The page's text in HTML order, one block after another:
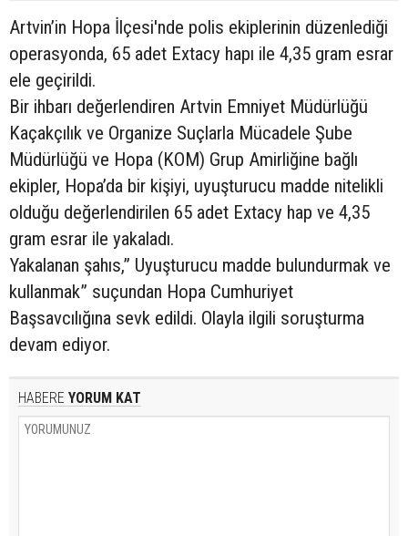
Artvin’in Hopa İlçesi'nde polis ekiplerinin düzenlediği
operasyonda, 65 adet Extacy hapı ile 4,35 gram esrar
ele geçirildi.
Bir ihbarı değerlendiren Artvin Emniyet Müdürlüğü
Kaçakçılık ve Organize Suçlarla Mücadele Şube
Müdürlüğü ve Hopa (KOM) Grup Amirliğine bağlı
ekipler, Hopa’da bir kişiyi, uyuşturucu madde nitelikli
olduğu değerlendirilen 65 adet Extacy hap ve 4,35
gram esrar ile yakaladı.
Yakalanan şahıs,” Uyuşturucu madde bulundurmak ve
kullanmak” suçundan Hopa Cumhuriyet
Başsavcılığına sevk edildi. Olayla ilgili soruşturma
devam ediyor.
HABERE YORUM KAT